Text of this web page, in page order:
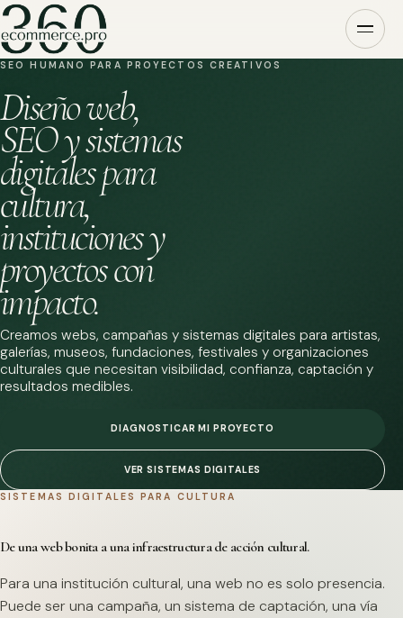
SEO HUMANO PARA PROYECTOS CREATIVOS
Diseño web,
SEO y sistemas
digitales para
cultura,
instituciones y
proyectos con
impacto.
Creamos webs, campañas y sistemas digitales para artistas,
galerías, museos, fundaciones, festivales y organizaciones
culturales que necesitan visibilidad, confianza, captación y
resultados medibles.
DIAGNOSTICAR MI PROYECTO
VER SISTEMAS DIGITALES
SISTEMAS DIGITALES PARA CULTURA
De una web bonita a una infraestructura de acción cultural.
Para una institución cultural, una web no es solo presencia.
Puede ser una campaña, un sistema de captación, una vía